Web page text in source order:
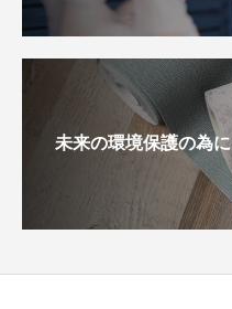
未来の環境保護の為に